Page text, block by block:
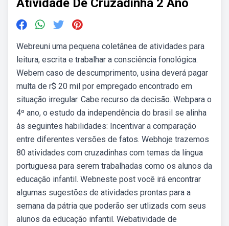
Atividade De Cruzadinha 2 Ano
Webreuni uma pequena coletânea de atividades para
leitura, escrita e trabalhar a consciência fonológica.
Webem caso de descumprimento, usina deverá pagar
multa de r$ 20 mil por empregado encontrado em
situação irregular. Cabe recurso da decisão. Webpara o
4º ano, o estudo da independência do brasil se alinha
às seguintes habilidades: Incentivar a comparação
entre diferentes versões de fatos. Webhoje trazemos
80 atividades com cruzadinhas com temas da língua
portuguesa para serem trabalhadas como os alunos da
educação infantil. Webneste post você irá encontrar
algumas sugestões de atividades prontas para a
semana da pátria que poderão ser utlizads com seus
alunos da educação infantil. Webatividade de